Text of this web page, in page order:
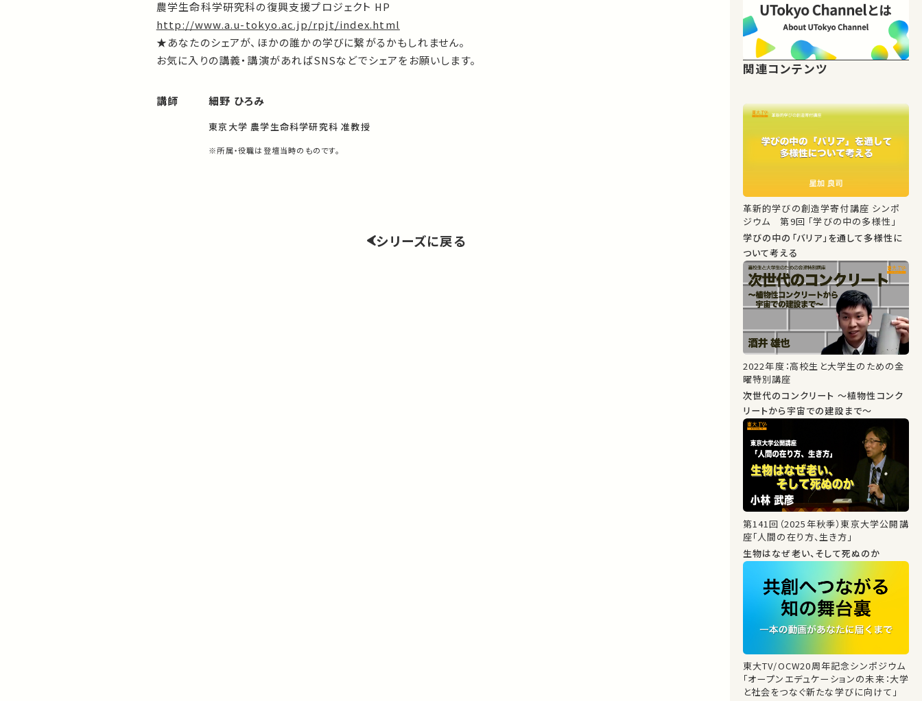
農学生命科学研究科の復興支援プロジェクト HP
http://www.a.u-tokyo.ac.jp/rpjt/index.html
★あなたのシェアが、ほかの誰かの学びに繋がるかもしれません。
お気に入りの講義・講演があればSNSなどでシェアをお願いします。
講師 細野 ひろみ
東京大学 農学生命科学研究科 准教授
※所属・役職は登壇当時のものです。
シリーズに戻る
関連コンテンツ
革新的学びの創造学寄付講座 シンポ
ジウム 第9回 「学びの中の多様性」
学びの中の「バリア」を通して多様性に
ついて考える
2022年度：高校生と大学生のための金
曜特別講座
次世代のコンクリート ～植物性コンク
リートから宇宙での建設まで～
第141回（2025年秋季）東京大学公開講
座「人間の在り方、生き方」
生物はなぜ老い、そして死ぬのか
東大TV/OCW20周年記念シンポジウム
「オープンエデュケーションの未来：大学
と社会をつなぐ新たな学びに向けて」